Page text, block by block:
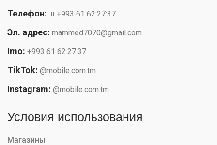
Телефон: 📱+993 61 62:27:37
Эл. адрес: mammed7070@gmail.com
Imo: +993 61 62:27:37
TikTok: @mobile.com.tm
Instagram: @mobile.com.tm
Условия использования
Магазины